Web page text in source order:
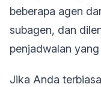
beberapa agen
subagen, dan
penjadwalan
Jika Anda